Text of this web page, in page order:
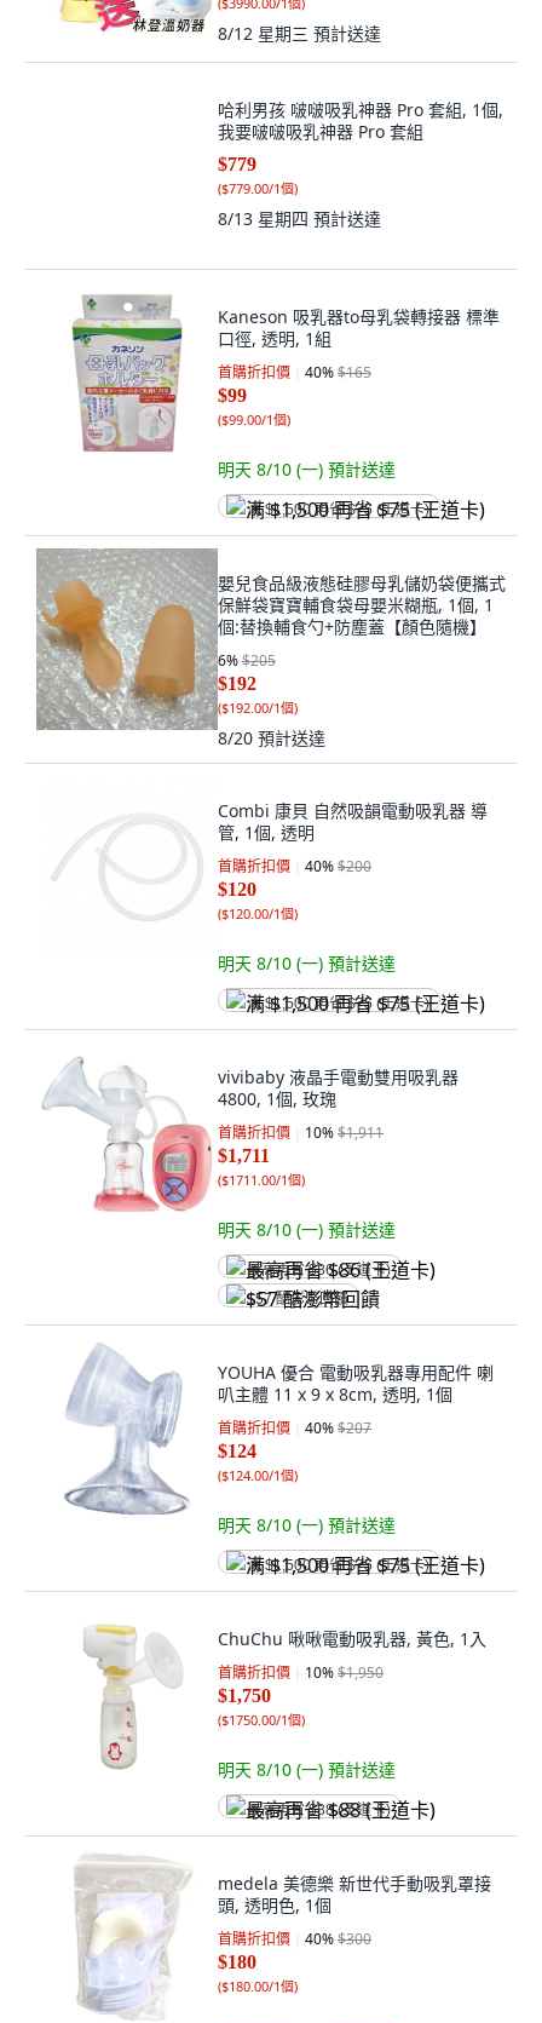
8/12 星期三 預計送達
哈利男孩 啵啵吸乳神器 Pro 套組, 1個,
我要啵啵吸乳神器 Pro 套組
$779
($779.00/1個)
8/13 星期四 預計送達
Kaneson 吸乳器to母乳袋轉接器 標準
口徑, 透明, 1組
首購折扣價 40%$165
$99
($99.00/1個)
明天 8/10 (一) 預計送達
满 $1,500 再省 $75 (王道卡)
嬰兒食品級液態硅膠母乳儲奶袋便攜式
保鮮袋寶寶輔食袋母嬰米糊瓶, 1個, 1
個:替換輔食勺+防塵蓋【顏色隨機】
6%$205
$192
($192.00/1個)
8/20 預計送達
Combi 康貝 自然吸韻電動吸乳器 導
管, 1個, 透明
首購折扣價 40%$200
$120
($120.00/1個)
明天 8/10 (一) 預計送達
满 $1,500 再省 $75 (王道卡)
vivibaby 液晶手電動雙用吸乳器
4800, 1個, 玫瑰
首購折扣價 10%$1,911
$1,711
($1711.00/1個)
明天 8/10 (一) 預計送達
最高再省 $86 (王道卡)
$57 酷澎幣回饋
YOUHA 優合 電動吸乳器專用配件 喇
叭主體 11 x 9 x 8cm, 透明, 1個
首購折扣價 40%$207
$124
($124.00/1個)
明天 8/10 (一) 預計送達
满 $1,500 再省 $75 (王道卡)
ChuChu 啾啾電動吸乳器, 黃色, 1入
首購折扣價 10%$1,950
$1,750
($1750.00/1個)
明天 8/10 (一) 預計送達
最高再省 $88 (王道卡)
medela 美德樂 新世代手動吸乳罩接
頭, 透明色, 1個
首購折扣價 40%$300
$180
($180.00/1個)